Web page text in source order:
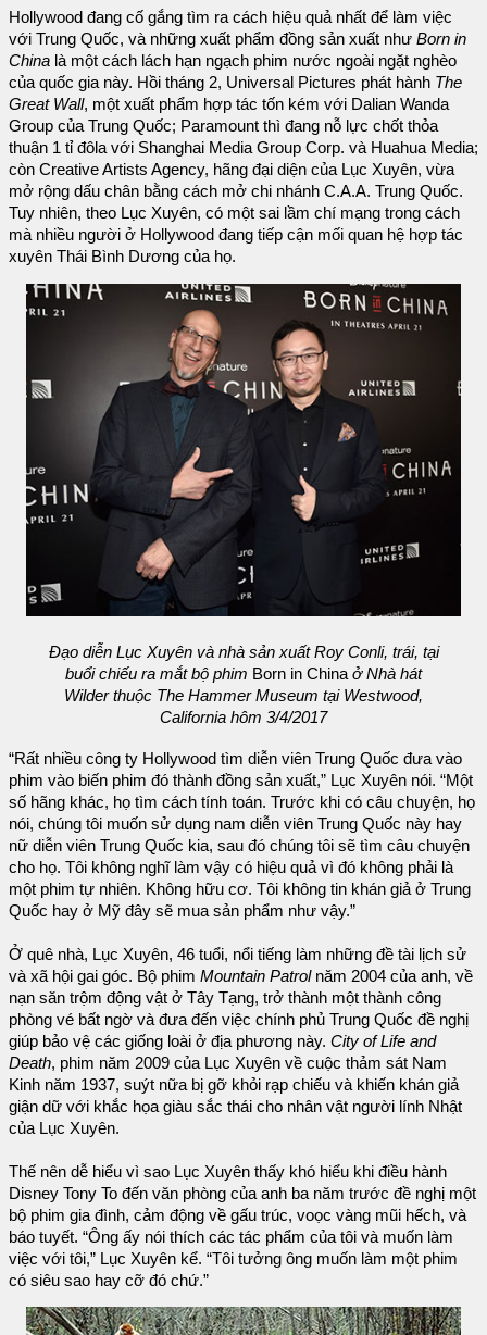
Hollywood đang cố gắng tìm ra cách hiệu quả nhất để làm việc
với Trung Quốc, và những xuất phẩm đồng sản xuất như Born in
China là một cách lách hạn ngạch phim nước ngoài ngặt nghèo
của quốc gia này. Hồi tháng 2, Universal Pictures phát hành The
Great Wall, một xuất phẩm hợp tác tốn kém với Dalian Wanda
Group của Trung Quốc; Paramount thì đang nỗ lực chốt thỏa
thuận 1 tỉ đôla với Shanghai Media Group Corp. và Huahua Media;
còn Creative Artists Agency, hãng đại diện của Lục Xuyên, vừa
mở rộng dấu chân bằng cách mở chi nhánh C.A.A. Trung Quốc.
Tuy nhiên, theo Lục Xuyên, có một sai lầm chí mạng trong cách
mà nhiều người ở Hollywood đang tiếp cận mối quan hệ hợp tác
xuyên Thái Bình Dương của họ.
Đạo diễn Lục Xuyên và nhà sản xuất Roy Conli, trái, tại
buổi chiếu ra mắt bộ phim Born in China ở Nhà hát
Wilder thuộc The Hammer Museum tại Westwood,
California hôm 3/4/2017
“Rất nhiều công ty Hollywood tìm diễn viên Trung Quốc đưa vào
phim vào biến phim đó thành đồng sản xuất,” Lục Xuyên nói. “Một
số hãng khác, họ tìm cách tính toán. Trước khi có câu chuyện, họ
nói, chúng tôi muốn sử dụng nam diễn viên Trung Quốc này hay
nữ diễn viên Trung Quốc kia, sau đó chúng tôi sẽ tìm câu chuyện
cho họ. Tôi không nghĩ làm vậy có hiệu quả vì đó không phải là
một phim tự nhiên. Không hữu cơ. Tôi không tin khán giả ở Trung
Quốc hay ở Mỹ đây sẽ mua sản phẩm như vậy.”
Ở quê nhà, Lục Xuyên, 46 tuổi, nổi tiếng làm những đề tài lịch sử
và xã hội gai góc. Bộ phim Mountain Patrolnăm 2004 của anh, về
nạn săn trộm động vật ở Tây Tạng, trở thành một thành công
phòng vé bất ngờ và đưa đến việc chính phủ Trung Quốc đề nghị
giúp bảo vệ các giống loài ở địa phương này. City of Life and
Death, phim năm 2009 của Lục Xuyên về cuộc thảm sát Nam
Kinh năm 1937, suýt nữa bị gỡ khỏi rạp chiếu và khiến khán giả
giận dữ với khắc họa giàu sắc thái cho nhân vật người lính Nhật
của Lục Xuyên.
Thế nên dễ hiểu vì sao Lục Xuyên thấy khó hiểu khi điều hành
Disney Tony To đến văn phòng của anh ba năm trước đề nghị một
bộ phim gia đình, cảm động về gấu trúc, voọc vàng mũi hếch, và
báo tuyết. “Ông ấy nói thích các tác phẩm của tôi và muốn làm
việc với tôi,” Lục Xuyên kể. “Tôi tưởng ông muốn làm một phim
có siêu sao hay cỡ đó chứ.”